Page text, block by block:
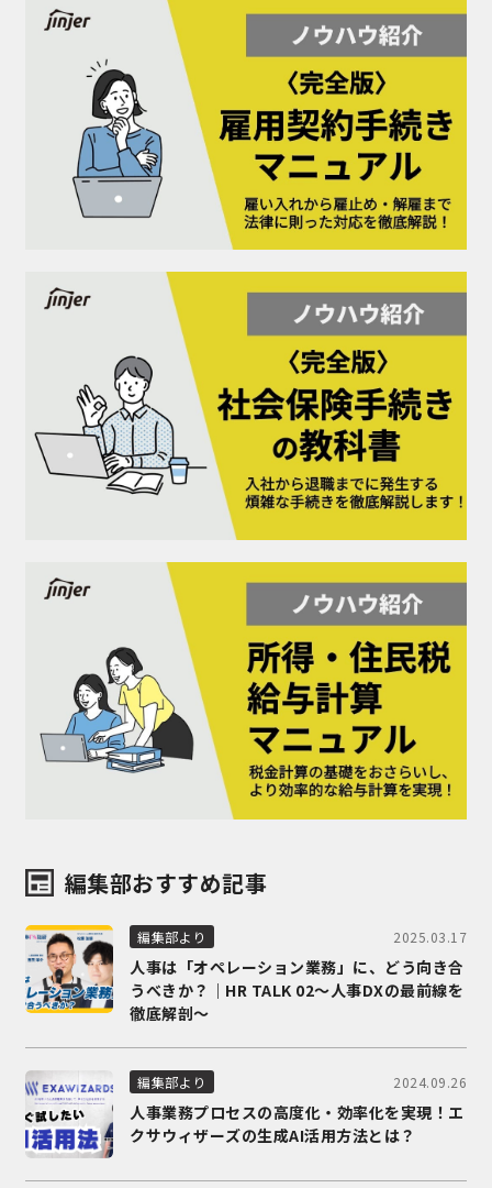
編集部おすすめ記事
編集部より 2025.03.17
人事は「オペレーション業務」に、どう向き合
うべきか？｜HR TALK 02～人事DXの最前線を
徹底解剖～
編集部より 2024.09.26
人事業務プロセスの高度化・効率化を実現！エ
クサウィザーズの生成AI活用方法とは？